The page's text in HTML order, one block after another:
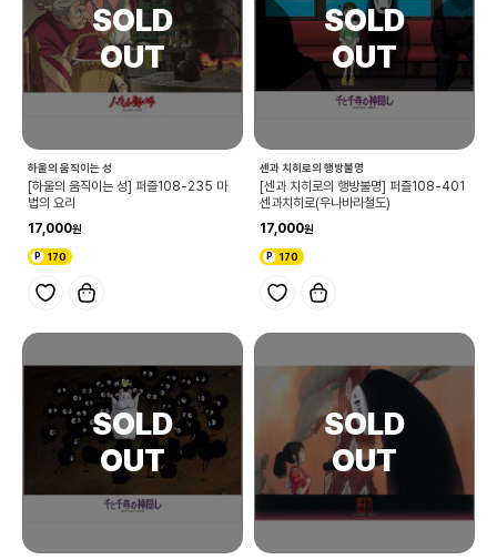
하울의 움직이는 성
[하울의 움직이는 성] 퍼즐108-235 마
법의 요리
17,000
170
센과 치히로의 행방불명
[센과 치히로의 행방불명] 퍼즐108-401
센과치히로(우나바라철도)
17,000
170